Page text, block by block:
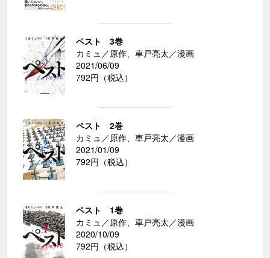
ペスト 3巻
カミュ／原作、車戸亮太／漫画
2021/06/09
792円（税込）
ペスト 2巻
カミュ／原作、車戸亮太／漫画
2021/01/09
792円（税込）
ペスト 1巻
カミュ／原作、車戸亮太／漫画
2020/10/09
792円（税込）